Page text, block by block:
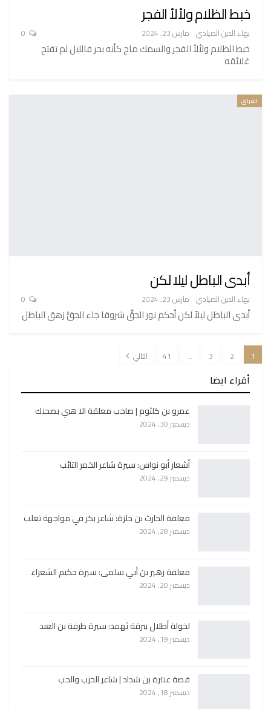
خبط الظلام ولألأ الفجر
بهاء الدين الصيادي مارس 23, 2024
خبط الظلام ولألأ الفجر والسمك ماج كأنه بحر فالليل لم تفتح
غلائقه
العراق
أبدى الباطل ليلا لكن
بهاء الدين الصيادي مارس 23, 2024
أبدى الباطل ليلاً لكن أحكم نور الحقِّ شروقا جاء الحقُّ زهق الباطل
1
2
3
…
41 التالي
أقراء ايضا
عمرو بن كلثوم | صاحب معلقة الا هبي بصحنك
ديسمبر 30, 2024
أشعار أبو نواس: سيرة شاعر الخمر التائب
ديسمبر 29, 2024
معلقة الحارث بن حلزة: شاعر بكر في مواجهة تغلب
ديسمبر 28, 2024
معلقة زهير بن أبي سلمى: سيرة حكيم الشعراء
ديسمبر 20, 2024
لخولة أطلال ببرقة ثهمد: سيرة طرفة بن العبد
ديسمبر 19, 2024
قصة عنترة بن شداد | شاعر الحرب والحب
ديسمبر 18, 2024